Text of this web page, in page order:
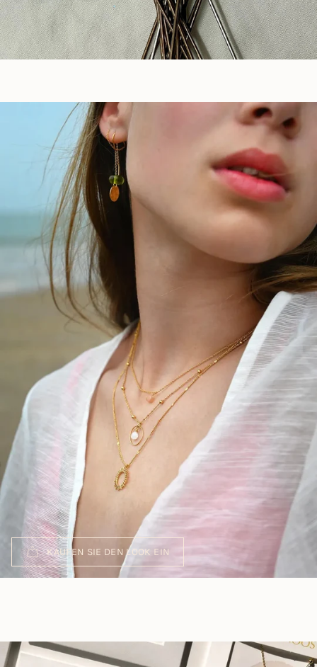
KAUFEN SIE DEN LOOK EIN